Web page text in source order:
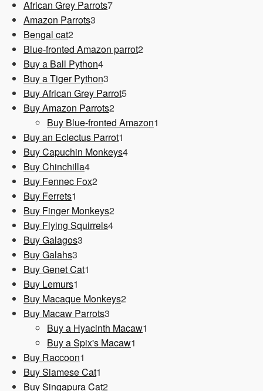
Produkte
African Grey Parrots77
Amazon Parrots3
Bengal cat22
Produkte
Blue-fronted Amazon parrot22
Buy a Ball Python44
Produkte
Buy a Tiger Python3
Produkte
Buy African Grey Parrot55
Buy Amazon Parrots22
Produkte
Buy Blue-fronted Amazon1
Buy an Eclectus Parrot1
Produkt
Buy Capuchin Monkeys44
Buy Chinchilla44
Produkte
Buy Fennec Fox22
Buy Ferrets1
Produkt
Buy Finger Monkeys22
Buy Flying Squirrels44
Buy Galagos3
Buy Galahs3
Produkte
Buy Genet Cat1
Buy Lemurs1
Produkt
Buy Macaque Monkeys22
Buy Macaw Parrots3
Produkte
Buy a Hyacinth Macaw1
Buy a Spix's Macaw1
Buy Raccoon1
Produkt
Buy Siamese Cat1
Produkt
Buy Singapura Cat22